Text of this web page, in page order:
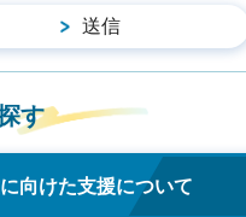
す
向けた支援について